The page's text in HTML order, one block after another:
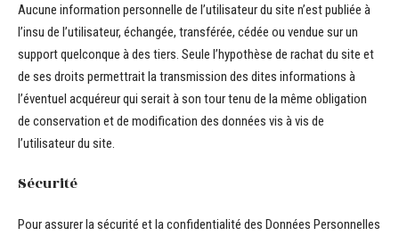
Aucune information personnelle de l’utilisateur du site n’est publiée à
l’insu de l’utilisateur, échangée, transférée, cédée ou vendue sur un
support quelconque à des tiers. Seule l’hypothèse de rachat du site et
de ses droits permettrait la transmission des dites informations à
l’éventuel acquéreur qui serait à son tour tenu de la même obligation
de conservation et de modification des données vis à vis de
l’utilisateur du site.
Sécurité
Pour assurer la sécurité et la confidentialité des Données Personnelles